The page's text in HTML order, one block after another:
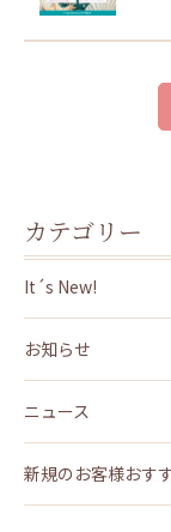
カテゴリー
It´s New!
お知らせ
ニュース
新規のお客様おす